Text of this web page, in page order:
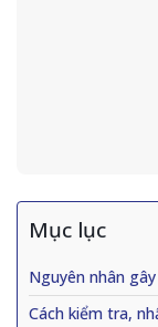
Mục lục
Nguyên nhân
Cách kiểm tra,